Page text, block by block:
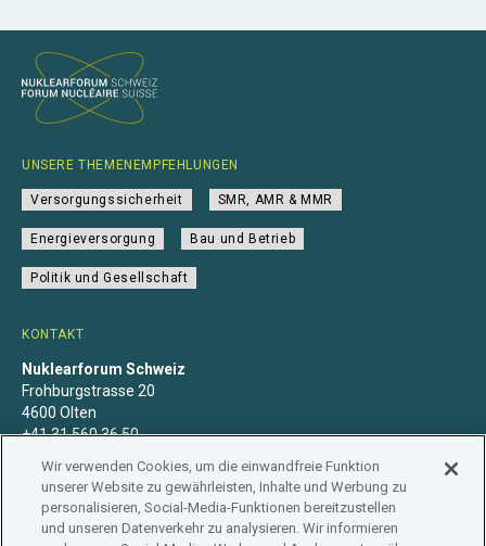
KONTAKT
Nuklearforum Schweiz
Frohburgstrasse 20
4600 Olten
+41 31 560 36 50
UNSERE THEMENEMPFEHLUNGEN
Versorgungssicherheit SMR, AMR & MMR
Energieversorgung Bau und Betrieb
Politik und Gesellschaft
Wir verwenden Cookies, um die einwandfreie Funktion
unserer Website zu gewährleisten, Inhalte und Werbung zu
personalisieren, Social-Media-Funktionen bereitzustellen
und unseren Datenverkehr zu analysieren. Wir informieren